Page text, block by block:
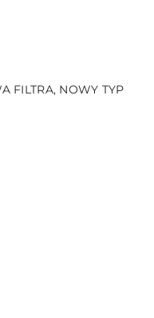
FILTRA, NOWY TYP